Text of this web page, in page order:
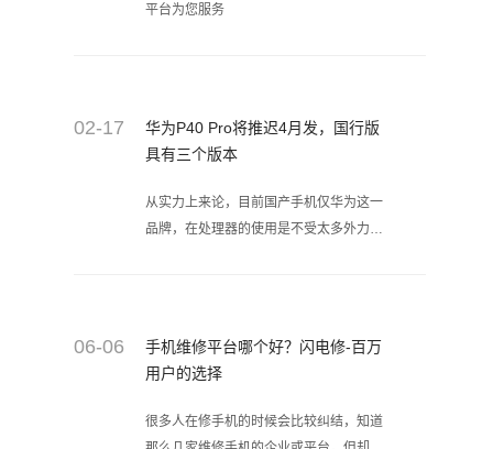
平台为您服务
02-17
华为P40 Pro将推迟4月发，国行版
具有三个版本
从实力上来论，目前国产手机仅华为这一
品牌，在处理器的使用是不受太多外力的
06-06
手机维修平台哪个好？闪电修-百万
用户的选择
很多人在修手机的时候会比较纠结，知道